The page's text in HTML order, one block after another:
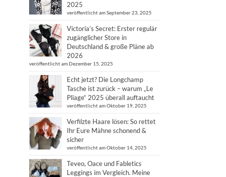
2025
veröffentlicht am September 23, 2025
Victoria’s Secret: Erster regulär
zugänglicher Store in
Deutschland & große Pläne ab
2026
veröffentlicht am Dezember 15, 2025
Echt jetzt? Die Longchamp
Tasche ist zurück – warum „Le
Pliage“ 2025 überall auftaucht
veröffentlicht am Oktober 19, 2025
Verfilzte Haare lösen: So rettet
Ihr Eure Mähne schonend &
sicher
veröffentlicht am Oktober 14, 2025
Teveo, Oace und Fabletics
Leggings im Vergleich. Meine